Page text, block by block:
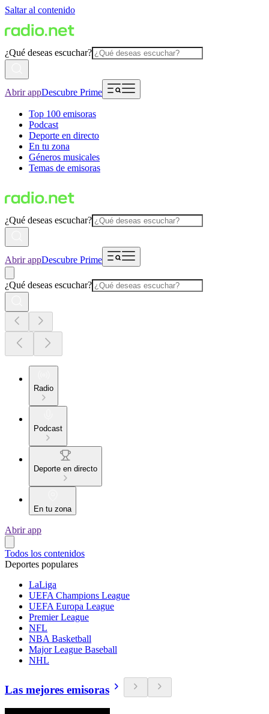
Saltar al contenido
¿Qué deseas escuchar?
Abrir appDescubre Prime
Top 100 emisoras
Podcast
Deporte en directo
En tu zona
Géneros musicales
Temas de emisoras
¿Qué deseas escuchar?
Abrir appDescubre Prime
¿Qué deseas escuchar?
Radio
Podcast
Deporte en directo
En tu zona
Abrir app
Todos los contenidos
Deportes populares
LaLiga
UEFA Champions League
UEFA Europa League
Premier League
NFL
NBA Basketball
Major League Baseball
NHL
Las mejores emisoras